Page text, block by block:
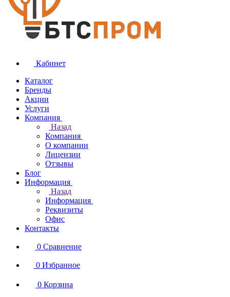
Кабинет
Каталог
Бренды
Акции
Услуги
Компания
Назад
Компания
О компании
Лицензии
Отзывы
Блог
Информация
Назад
Информация
Реквизиты
Офис
Контакты
0 Сравнение
0 Избранное
0 Корзина